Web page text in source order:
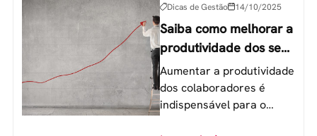
Dicas de Gestão 14/10/2025
Saiba como melhorar a
produtividade dos seus
colaboradores
Aumentar a produtividade
dos colaboradores é
indispensável para o